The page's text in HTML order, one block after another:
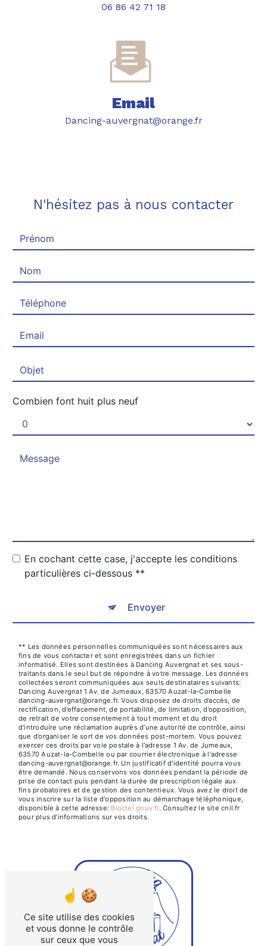
06 86 42 71 18
Email
dancing-auvergnat@orange.fr
N'hésitez pas à nous contacter
Combien font huit plus neuf
En cochant cette case, j'accepte les conditions
particulières ci-dessous **
Envoyer
** Les données personnelles communiquées sont nécessaires aux
fins de vous contacter et sont enregistrées dans un fichier
informatisé. Elles sont destinées à Dancing Auvergnat et ses sous-
traitants dans le seul but de répondre à votre message. Les données
collectées seront communiquées aux seuls destinataires suivants:
Dancing Auvergnat 1 Av. de Jumeaux, 63570 Auzat-la-Combelle
dancing-auvergnat@orange.fr. Vous disposez de droits d’accès, de
rectification, d’effacement, de portabilité, de limitation, d’opposition,
de retrait de votre consentement à tout moment et du droit
d’introduire une réclamation auprès d’une autorité de contrôle, ainsi
que d’organiser le sort de vos données post-mortem. Vous pouvez
exercer ces droits par voie postale à l'adresse 1 Av. de Jumeaux,
63570 Auzat-la-Combelle ou par courrier électronique à l'adresse
dancing-auvergnat@orange.fr. Un justificatif d'identité pourra vous
être demandé. Nous conservons vos données pendant la période de
prise de contact puis pendant la durée de prescription légale aux
fins probatoires et de gestion des contentieux. Vous avez le droit de
vous inscrire sur la liste d'opposition au démarchage téléphonique,
disponible à cette adresse:
Bloctel.gouv.fr. Consultez le site cnil.fr
pour plus d’informations sur vos droits.
Ce site utilise des cookies
et vous donne le contrôle
sur ceux que vous